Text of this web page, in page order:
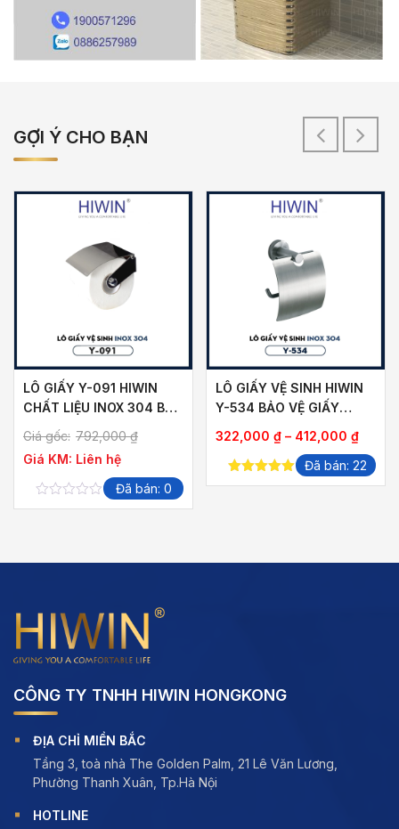
GỢI Ý CHO BẠN
LÔ GIẤY Y-091 HIWIN
CHẤT LIỆU INOX 304 BỀN
Giá gốc: 792,000₫
Giá KM: Liên hệ
0
Đã bán: 0
LÔ GIẤY VỆ SINH HIWIN
Y-534 BẢO VỆ GIẤY
322,000 ₫ – 412,000 ₫
giá:
từ
5.00out of
Đã bán: 22
CÔNG TY TNHH HIWIN HONGKONG
ĐỊA CHỈ MIỀN BẮC
Tầng 3, toà nhà The Golden Palm, 21 Lê Văn Lương,
Phường Thanh Xuân, Tp.Hà Nội
HOTLINE